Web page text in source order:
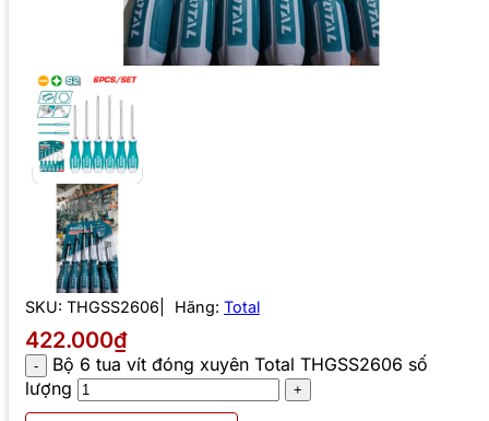
SKU: THGSS2606 Hãng: Total
422.000₫
Bộ 6 tua vít đóng xuyên Total THGSS2606 số
lượng